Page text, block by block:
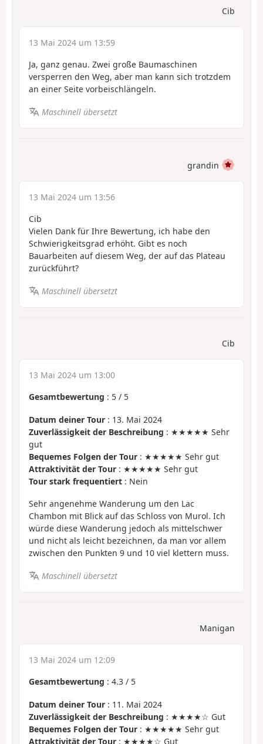
Cib
13 Mai 2024 um 13:59
Ja, ganz genau. Zwei große Baumaschinen
versperren den Weg, aber man kann sich trotzdem
an einer Seite vorbeischlängeln.
Maschinell übersetzt
grandin
13 Mai 2024 um 13:56
Cib
Vielen Dank für Ihre Bewertung, ich habe den
Schwierigkeitsgrad erhöht. Gibt es noch
Bauarbeiten auf diesem Weg, der auf das Plateau
zurückführt?
Maschinell übersetzt
Cib
13 Mai 2024 um 13:00
Gesamtbewertung : 5 / 5
Datum deiner Tour : 13. Mai 2024
Zuverlässigkeit der Beschreibung : ★★★★★ Sehr
gut
Bequemes Folgen der Tour : ★★★★★ Sehr gut
Attraktivität der Tour : ★★★★★ Sehr gut
Tour stark frequentiert : Nein
Sehr angenehme Wanderung um den Lac
Chambon mit Blick auf das Schloss von Murol. Ich
würde diese Wanderung jedoch als mittelschwer
und nicht als leicht bezeichnen, da man vor allem
zwischen den Punkten 9 und 10 viel klettern muss.
Maschinell übersetzt
Manigan
13 Mai 2024 um 12:09
Gesamtbewertung : 4.3 / 5
Datum deiner Tour : 11. Mai 2024
Zuverlässigkeit der Beschreibung : ★★★★☆ Gut
Bequemes Folgen der Tour : ★★★★★ Sehr gut
Attraktivität der Tour : ★★★★☆ Gut